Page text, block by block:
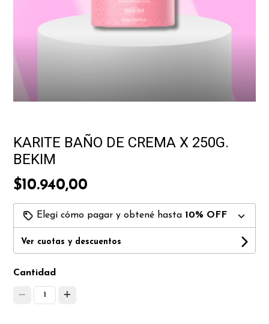
KARITE BAÑO DE CREMA X 250G.
BEKIM
$10.940,00
Elegí cómo pagar y obtené hasta 10% OFF
Ver cuotas y descuentos
Cantidad
1